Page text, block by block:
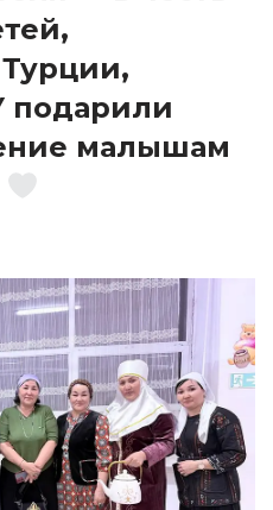
подарили
малышам